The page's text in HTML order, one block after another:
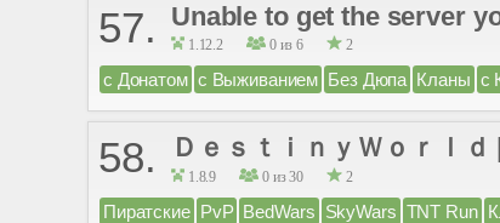
57. Unable to get the server
1.12.2 0 из 6 2
с Донатом с Выживанием Без Дюпа Кланы с
58. ＤｅｓｔｉｎｙＷｏｒｌ
1.8.9 0 из 30 2
Пиратские PvP BedWars SkyWars TNT Run